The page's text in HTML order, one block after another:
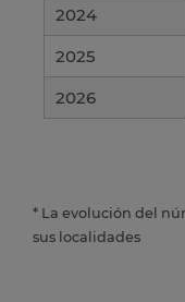
2024
2025
2026
* La evolución del
sus localidades